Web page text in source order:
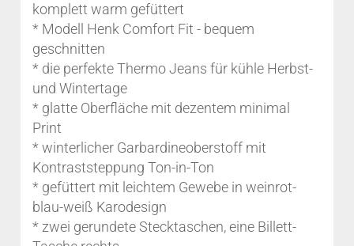
komplett warm gefüttert
* Modell Henk Comfort Fit - bequem
geschnitten
* die perfekte Thermo Jeans für kühle Herbst-
und Wintertage
* glatte Oberfläche mit dezentem minimal
Print
* winterlicher Garbardineoberstoff mit
Kontraststeppung Ton-in-Ton
* gefüttert mit leichtem Gewebe in weinrot-
blau-weiß Karodesign
* zwei gerundete Stecktaschen, eine Billett-